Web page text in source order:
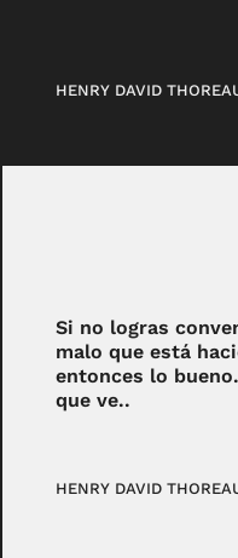
HENRY DAVID
Si no logras
malo que está
entonces lo
que ve..
HENRY DAVID